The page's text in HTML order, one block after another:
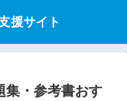
援サイト
集・参考書おす